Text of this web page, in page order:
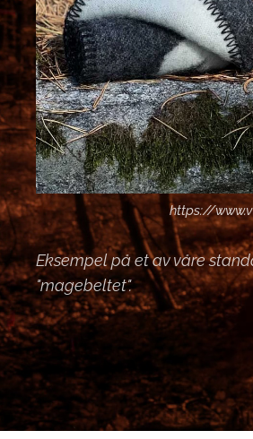
https://
Eksempel på et av våre
"magebeltet".